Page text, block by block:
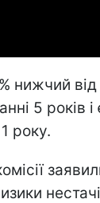
нижчий
5 років і
року.